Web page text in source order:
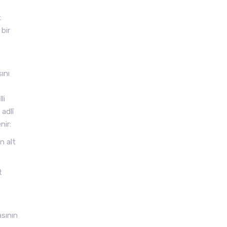
bir
adlî
alt